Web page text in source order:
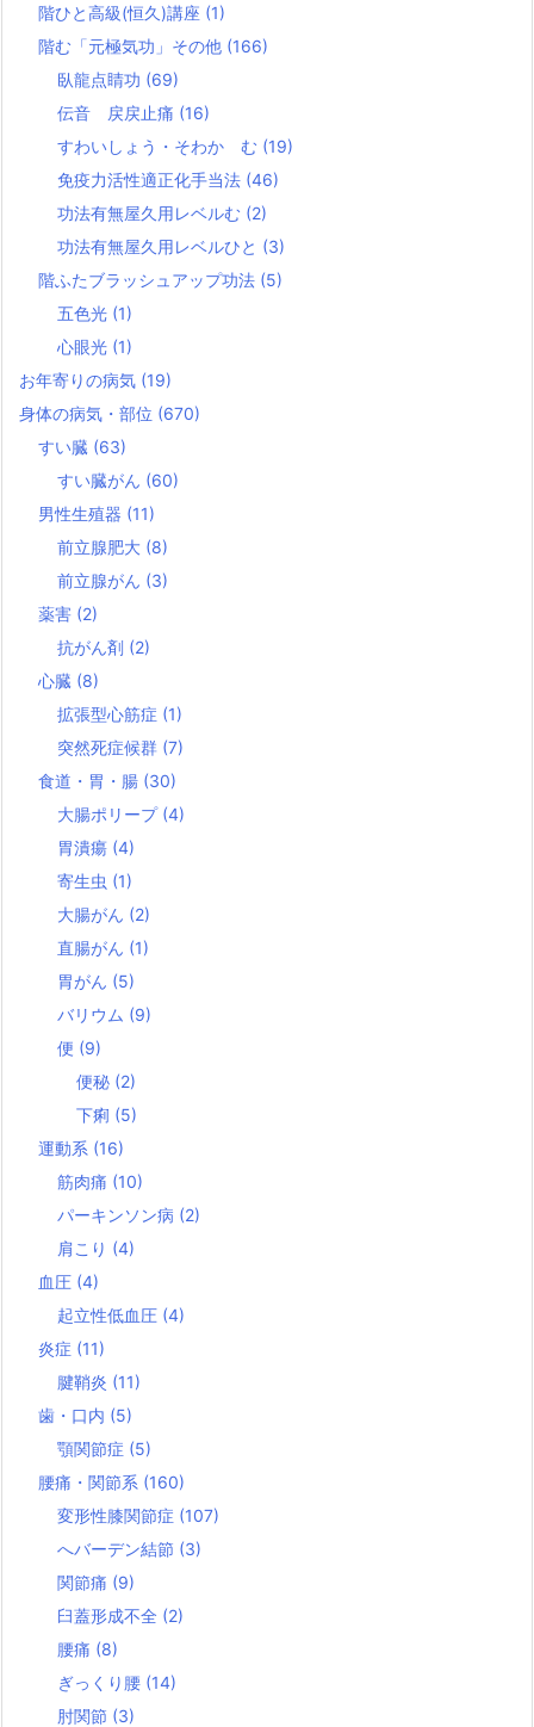
階ひと高級(恒久)講座 (1)
階む「元極気功」その他 (166)
臥龍点睛功 (69)
伝音 戻戻止痛 (16)
すわいしょう・そわか む (19)
免疫力活性適正化手当法 (46)
功法有無屋久用レベルむ (2)
功法有無屋久用レベルひと (3)
階ふたブラッシュアップ功法 (5)
五色光 (1)
心眼光 (1)
お年寄りの病気 (19)
身体の病気・部位 (670)
すい臓 (63)
すい臓がん (60)
男性生殖器 (11)
前立腺肥大 (8)
前立腺がん (3)
薬害 (2)
抗がん剤 (2)
心臓 (8)
拡張型心筋症 (1)
突然死症候群 (7)
食道・胃・腸 (30)
大腸ポリープ (4)
胃潰瘍 (4)
寄生虫 (1)
大腸がん (2)
直腸がん (1)
胃がん (5)
バリウム (9)
便 (9)
便秘 (2)
下痢 (5)
運動系 (16)
筋肉痛 (10)
パーキンソン病 (2)
肩こり (4)
血圧 (4)
起立性低血圧 (4)
炎症 (11)
腱鞘炎 (11)
歯・口内 (5)
顎関節症 (5)
腰痛・関節系 (160)
変形性膝関節症 (107)
へバーデン結節 (3)
関節痛 (9)
臼蓋形成不全 (2)
腰痛 (8)
ぎっくり腰 (14)
肘関節 (3)